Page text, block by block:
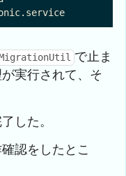
で止ま
実行されて、そ
した。
認をしたとこ